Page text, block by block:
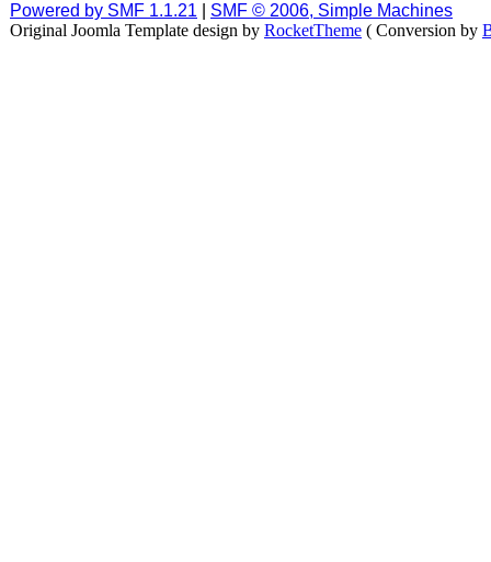
Powered by SMF 1.1.21
SMF © 2006, Simple Machines
Original Joomla Template design by RocketTheme ( Conversion by